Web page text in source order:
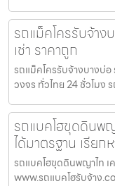
รถแม็คโครรับจ้าง
เช่า ราคาถูก
รถแม็คโครรับจ้างบางบ่อ
วงจร ทั่วไทย 24 ชั่วโมง
รถแบคโฮขุดดินพ
ได้มาตรฐาน เรีย
รถแบคโฮขุดดินพญาไท เ
www.รถแบคโฮรับจ้าง